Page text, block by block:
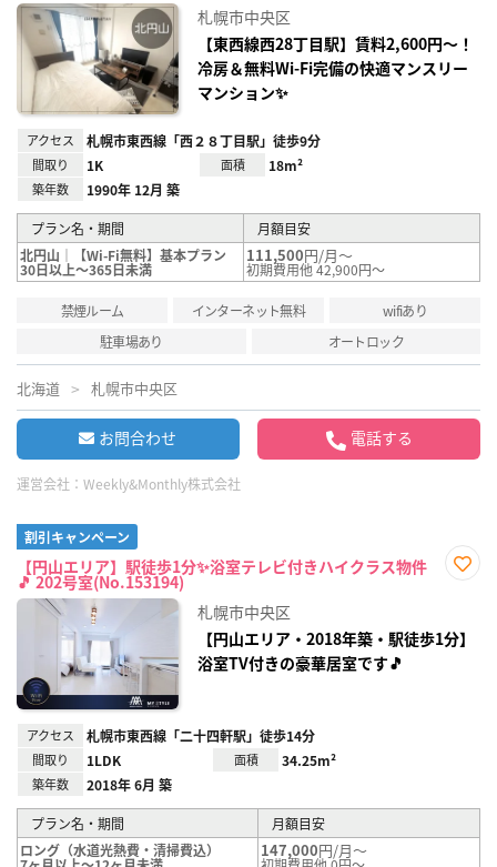
録
札幌市中央区
【東西線西28丁目駅】賃料2,600円〜！
冷房＆無料Wi-Fi完備の快適マンスリー
マンション✨
アクセス 札幌市東西線「西２８丁目駅」徒歩9分
間取り 1K 面積 18m²
築年数 1990年 12月 築
プラン名・期間
月額目安
北円山｜【Wi-Fi無料】基本プラン
30日以上～365日未満
111,500円/月～
初期費用他 42,900円～
禁煙ルーム インターネット無料
wifiあり
駐車場あり
オートロック
北海道 札幌市中央区
お問合わせ 電話する
運営会社： Weekly&Monthly株式会社
割引キャンペーン
【円山エリア】駅徒歩1分✨浴室テレビ付きハイクラス物件
🎵 202号室(No.153194)
録
札幌市中央区
【円山エリア・2018年築・駅徒歩1分】
浴室TV付きの豪華居室です🎵
アクセス 札幌市東西線「二十四軒駅」徒歩14分
間取り 1LDK 面積 34.25m²
築年数 2018年 6月 築
プラン名・期間
月額目安
ロング（水道光熱費・清掃費込）
147,000円/月～